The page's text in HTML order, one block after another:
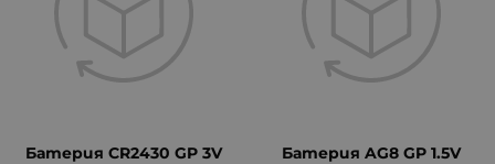
Батерия CR2430 GP 3V
Батерия AG8 GP 1.5V